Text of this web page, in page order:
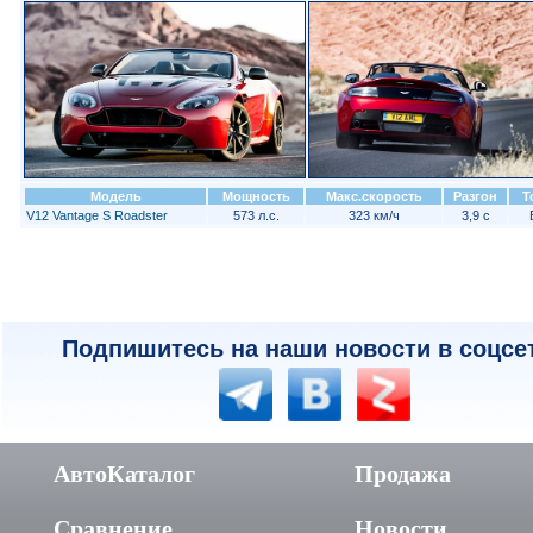
Модель Мощность Макс.скорость Разгон
V12 Vantage S Roadster
573 л.с. 323 км/ч 3,9 с
Подпишитесь на наши новости в
АвтоКаталог Продажа